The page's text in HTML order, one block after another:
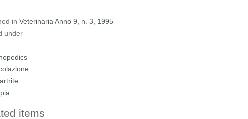
in Veterinaria Anno 9, n. 3, 1995
under
items